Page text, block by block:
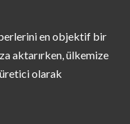
en objektif bir
aktarırken, ülkemize
olarak